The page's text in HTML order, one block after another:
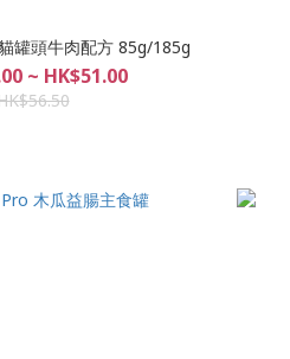
罐頭牛肉配方 85g/185g
~ HK$51.00